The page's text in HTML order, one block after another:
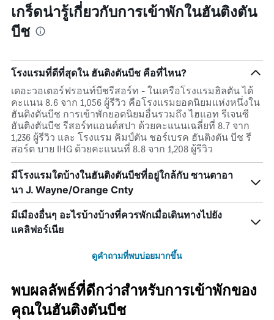
เกร็ดน่ารู้เกี่ยวกับการเข้าพักในฮันติงตัน
บีช
โรงแรมที่ดีที่สุดใน ฮันติงตันบีช คือที่ไหน?
เดอะวอเตอร์ฟรอนท์บีชรีสอร์ท - ในเครือโรงแรมฮิลตัน ได้
คะแนน 8.6 จาก 1,056 ผู้รีวิว คือโรงแรมยอดนิยมแห่งหนึ่งใน
ฮันติงตันบีช การเข้าพักยอดนิยมอื่นรวมถึง ไฮแอท รีเจนซี
ฮันติงตันบีช รีสอร์ทแอนด์สปา ด้วยคะแนนเฉลี่ยที่ 8.7 จาก
1,236 ผู้รีวิว และ โรงแรม คิมป์ตัน ชอร์เบรค ฮันติงตัน บีช รี
สอร์ต บาย IHG ด้วยคะแนนที่ 8.8 จาก 1,208 ผู้รีวิว
มีโรงแรมใดบ้างในฮันติงตันบีชที่อยู่ใกล้กับ ซานตาอา
นา J. Wayne/Orange Cnty
มีเมืองอื่นๆ อะไรบ้างบ้างที่ควรพักเมื่อเดินทางไปยัง
แคลิฟอร์เนีย
ดูคำถามที่พบบ่อยมากขึ้น
พบผลลัพธ์ที่ดีกว่าสำหรับการเข้าพักของ
คุณในฮันติงตันบีช